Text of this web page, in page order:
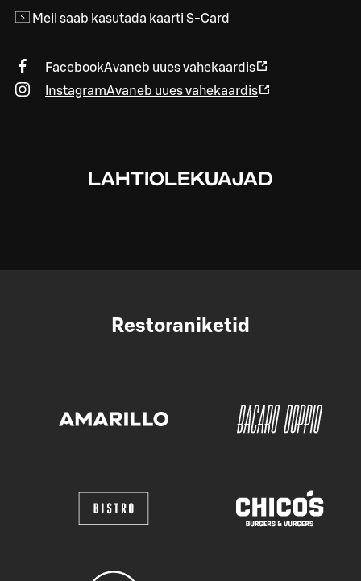
Meil saab kasutada kaarti S-Card
FacebookAvaneb uues vahekaardis
InstagramAvaneb uues vahekaardis
LAHTIOLEKUAJAD
Restoraniketid